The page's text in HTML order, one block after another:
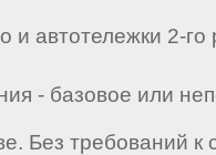
автотележки 2-
- базовое или
Без требований к